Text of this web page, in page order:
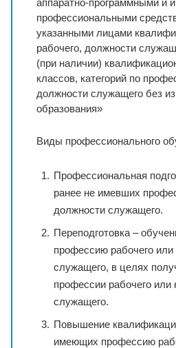
аппаратно-программными и
профессиональными
указанными лицами
рабочего, должности
(при наличии)
классов, категорий по
должности служащего без
образования»
Виды профессионального
Профессиональная
ранее не имевших
должности служащего.
Переподготовка –
профессию рабочего
служащего, в целях
профессии рабочего или
служащего.
Повышение
имеющих профессию